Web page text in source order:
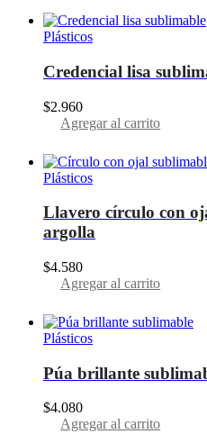
Plásticos
Credencial lisa
$2.960
Agregar al carrito
Plásticos
Llavero círculo con
argolla
$4.580
Agregar al carrito
Plásticos
Púa brillante
$4.080
Agregar al carrito